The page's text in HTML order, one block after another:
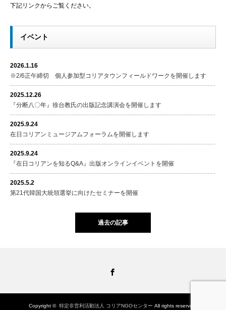
下記リンクからご覧ください。
イベント
2026.1.16
※2/6正午締切 個人参加型コリアタウンフィールドワークを開催します
2025.12.26
『分断八〇年』徐台教氏の出版記念講演会を開催します
2025.9.24
在日コリアンミュージアムフォーラムを開催します
2025.9.24
『在日コリアンを知るQ&A』出版オンラインイベントを開催
2025.5.2
第21代韓国大統領選挙に向けたセミナーを開催
過去の記事
Copyright © 特定非営利活動法人 コリアNGOセンター All rights reserved.